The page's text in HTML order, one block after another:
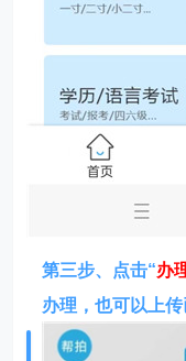
第三步、点击“办
办理，也可以上传